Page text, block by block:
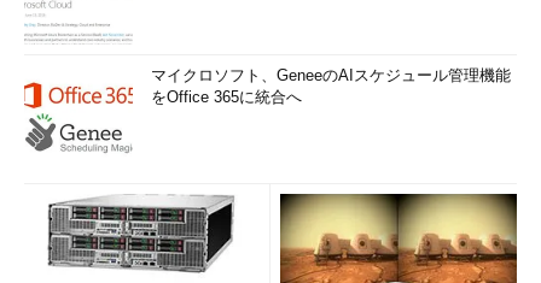
マイクロソフト、GeneeのAIスケジュール管理機能
をOffice 365に統合へ